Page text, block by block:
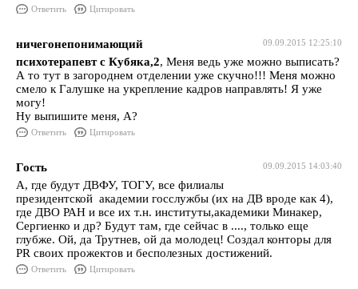
Ответить Цитировать
09.09.2015 12:25:10
ничегонепонимающий
психотерапевт с Кубяка,2, Меня ведь уже можно выписать?
А то тут в загороднем отделении уже скучно!!! Меня можно
смело к Галушке на укрепление кадров направлять! Я уже
могу!
Ну выпишите меня, А?
Ответить Цитировать
09.09.2015 14:03:40
Гость
А, где будут ДВФУ, ТОГУ, все филиалы
президентской академии госслужбы (их на ДВ вроде как 4),
где ДВО РАН и все их т.н. институты,академики Минакер,
Сергиенко и др? Будут там, где сейчас в ...., только еще
глубже. Ой, да Трутнев, ой да молодец! Создал конторы для
PR своих прожектов и бесполезных достижений.
Ответить Цитировать